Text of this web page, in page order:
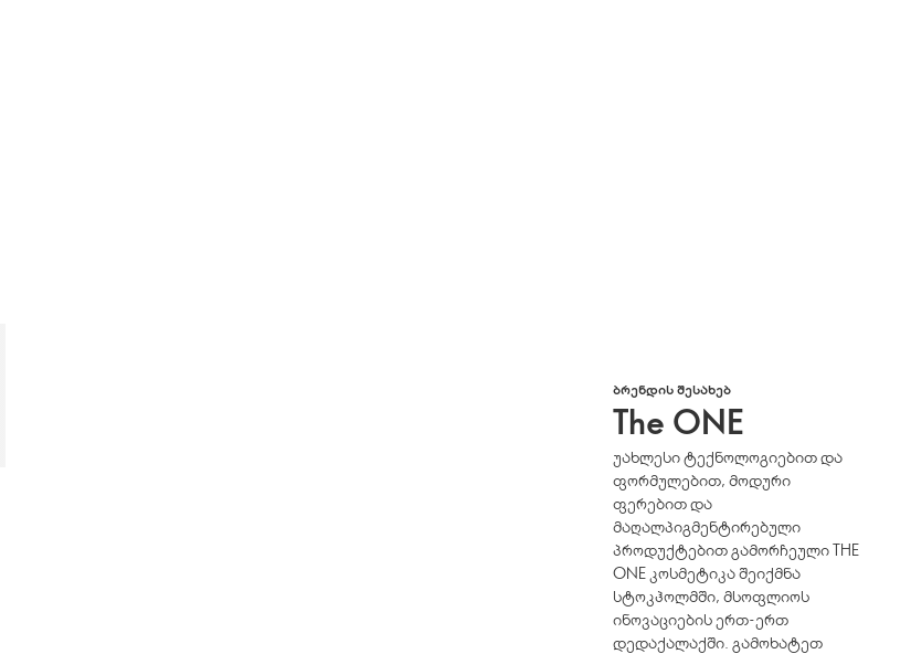
ᲑᲠᲔᲜᲓᲘᲡ ᲨᲔᲡᲐᲮᲔᲑ
The ONE
უახლესი ტექნოლოგიებით და
ფორმულებით, მოდური
ფერებით და
მაღალპიგმენტირებული
პროდუქტებით გამორჩეული THE
ONE კოსმეტიკა შეიქმნა
სტოკჰოლმში, მსოფლიოს
ინოვაციების ერთ-ერთ
დედაქალაქში. გამოხატეთ